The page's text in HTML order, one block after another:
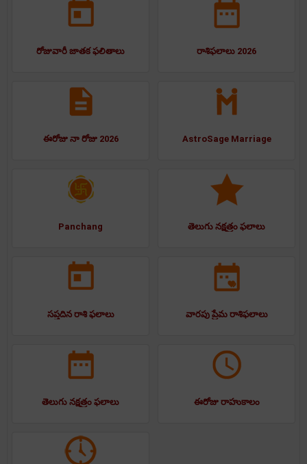
రోజువారీ జాతక ఫలితాలు రాశిఫలాలు 2026
ఈరోజు నా రోజు 2026 AstroSage Marriage
Panchang తెలుగు నక్షత్రం ఫలాలు
సప్తదిన రాశి ఫలాలు వారపు ప్రేమ రాశిఫలాలు
తెలుగు నక్షత్రం ఫలాలు ఈరోజు రాహుకాలం